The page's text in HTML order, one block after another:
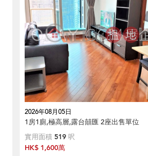
2026年08月05日
1房1廁,極高層,露台囍匯 2座出售單位
實用面積 519 呎
HK$ 1,600萬